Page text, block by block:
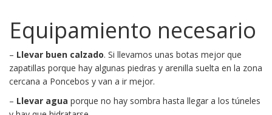
Equipamiento necesario
– Llevar buen calzado. Si llevamos unas botas mejor que
zapatillas porque hay algunas piedras y arenilla suelta en la zona
cercana a Poncebos y van a ir mejor.
– Llevar agua porque no hay sombra hasta llegar a los túneles